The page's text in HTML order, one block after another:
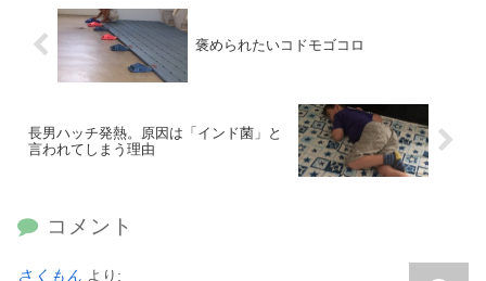
褒められたいコドモゴコロ
長男ハッチ発熱。原因は「インド菌」と
言われてしまう理由
コメント
さくもん より: